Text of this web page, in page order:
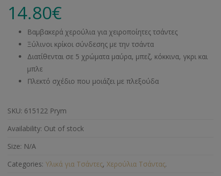
14.80€
Βαμβακερά χερούλια για χειροποίητες τσάντες
Ξύλινοι κρίκοι σύνδεσης με την τσάντα
Διατίθενται σε 5 χρώματα μαύρα, μπεζ, κόκκινα, γκρι και
μπλε
Πλεκτό σχέδιο που μοιάζει με πλεξούδα
SKU: 615122 Prym
Availability: Out of stock
Size: N/A
Categories: Υλικά για Τσάντες, Χερούλια Τσάντας.